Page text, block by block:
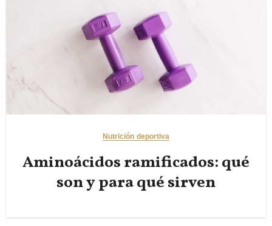
Nutrición deportiva
Aminoácidos ramificados: qué
son y para qué sirven